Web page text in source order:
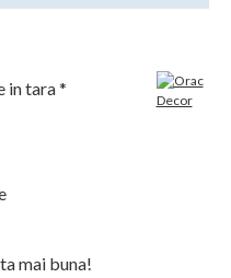
in tara *
mai buna!